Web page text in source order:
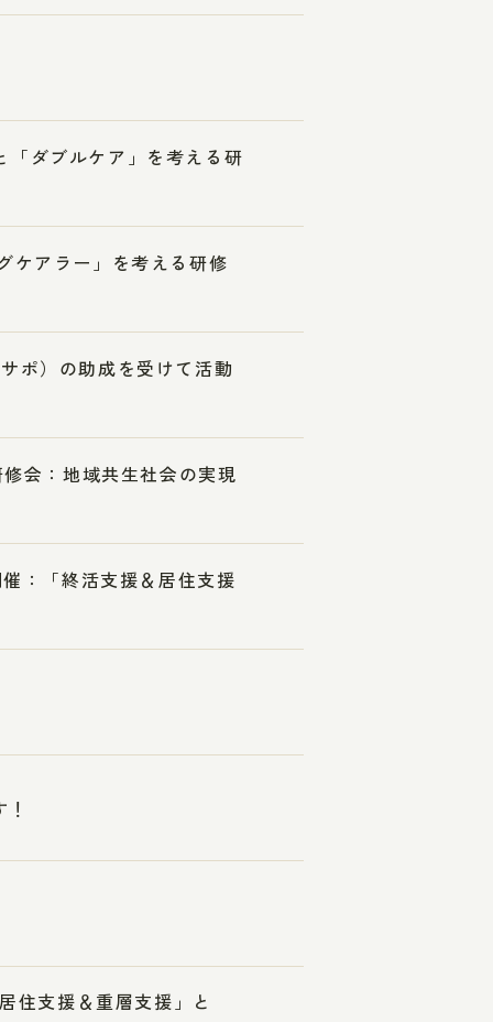
ダブルケア」を考える研
ケアラー」を考える研修
ポ）の助成を受けて活動
会：地域共生社会の実現
：「終活支援＆居住支援
住支援＆重層支援」と